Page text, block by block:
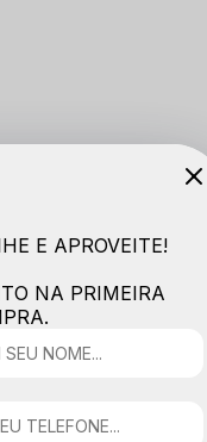
E APROVEITE!
NA PRIMEIRA